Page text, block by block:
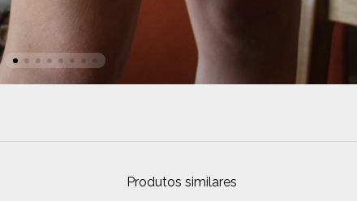
Produtos similares